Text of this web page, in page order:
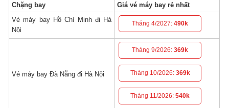
Chặng bay
Giá vé máy bay rẻ nhất
Vé máy bay Hồ Chí Minh đi Hà
Nội
Tháng 4/2027:490k
Vé máy bay Đà Nẵng đi Hà Nội
Tháng 9/2026:369k
Tháng 10/2026: 369k
Tháng 11/2026:540k